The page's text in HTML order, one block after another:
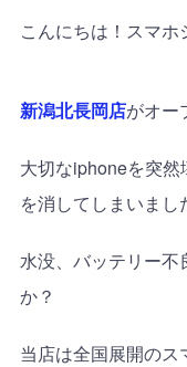
こんにちは！スマホ
新潟北長岡店がオー
大切なiphoneを突
を消してしまいまし
水没、バッテリー不
か？
当店は全国展開の